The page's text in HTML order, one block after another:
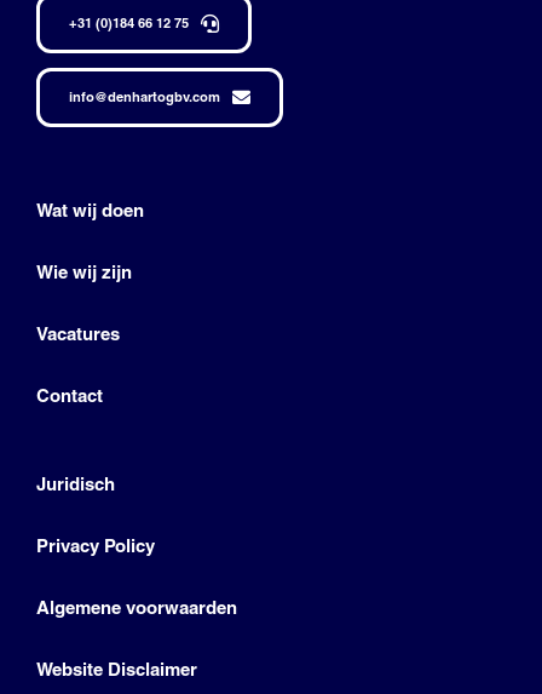
+31 (0)184 66 12 75
info@denhartogbv.com
Wat wij doen
Wie wij zijn
Vacatures
Contact
Juridisch
Privacy Policy
Algemene voorwaarden
Website Disclaimer